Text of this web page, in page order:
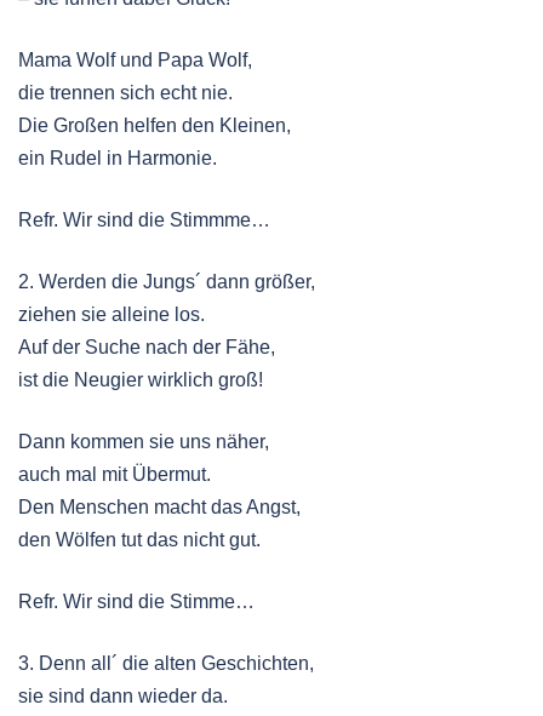
Mama Wolf und Papa Wolf,
die trennen sich echt nie.
Die Großen helfen den Kleinen,
ein Rudel in Harmonie.
Refr. Wir sind die Stimmme…
2. Werden die Jungs´ dann größer,
ziehen sie alleine los.
Auf der Suche nach der Fähe,
ist die Neugier wirklich groß!
Dann kommen sie uns näher,
auch mal mit Übermut.
Den Menschen macht das Angst,
den Wölfen tut das nicht gut.
Refr. Wir sind die Stimme…
3. Denn all´ die alten Geschichten,
sie sind dann wieder da.